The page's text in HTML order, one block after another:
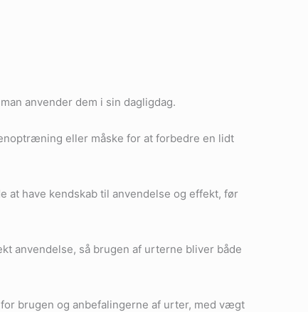
anvender dem i sin dagligdag.
eller måske for at forbedre en lidt
at have kendskab til anvendelse og effekt, før
anvendelse, så brugen af urterne bliver både
brugen og anbefalingerne af urter, med vægt